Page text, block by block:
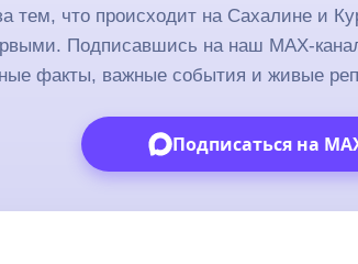
тем, что происходит на Сахалине и
Подписавшись на наш MAX-
факты, важные события и живые
Подписаться на